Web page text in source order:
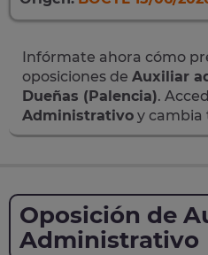
Infórmate ahora cómo
oposiciones de Auxiliar
Dueñas (Palencia).
Administrativo y
Oposición de
Administrativo